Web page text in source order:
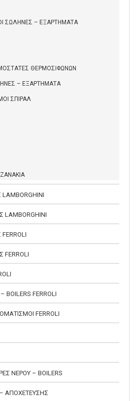
ΣΩΛΗΝΕΣ – ΕΞΑΡΤΗΜΑΤΑ
ΘΕΡΜΟΣΙΦΩΝΩΝ
– ΕΞΑΡΤΗΜΑΤΑ
ΣΠΙΡΑΛ
FERROLI
FERROLI
ΝΕΡΟΥ – BOILERS
ΑΠΟΧΕΤΕΥΣΗΣ